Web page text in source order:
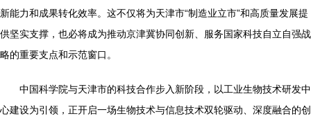
新能力和成果转化效率。这不仅将为天津市“制造业立市”和高质量发展提
供坚实支撑，也必将成为推动京津冀协同创新、服务国家科技自立自强战
略的重要支点和示范窗口。
中国科学院与天津市的科技合作步入新阶段，以工业生物技术研发中
心建设为引领，正开启一场生物技术与信息技术双轮驱动、深度融合的创